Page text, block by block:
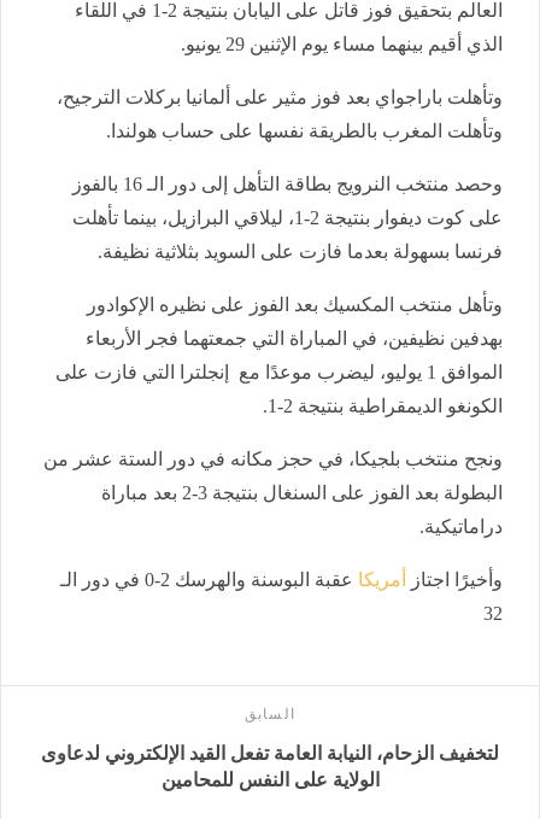
العالم بتحقيق فوز قاتل على اليابان بنتيجة 2-1 في اللقاء
الذي أقيم بينهما مساء يوم الإثنين 29 يونيو.
وتأهلت باراجواي بعد فوز مثير على ألمانيا بركلات الترجيح،
وتأهلت المغرب بالطريقة نفسها على حساب هولندا.
وحصد منتخب النرويج بطاقة التأهل إلى دور الـ 16 بالفوز
على كوت ديفوار بنتيجة 2-1، ليلاقي البرازيل، بينما تأهلت
فرنسا بسهولة بعدما فازت على السويد بثلاثية نظيفة.
وتأهل منتخب المكسيك بعد الفوز على نظيره الإكوادور
بهدفين نظيفين، في المباراة التي جمعتهما فجر الأربعاء
الموافق 1 يوليو، ليضرب موعدًا مع إنجلترا التي فازت على
الكونغو الديمقراطية بنتيجة 2-1.
ونجح منتخب بلجيكا، في حجز مكانه في دور الستة عشر من
البطولة بعد الفوز على السنغال بنتيجة 3-2 بعد مباراة
دراماتيكية.
وأخيرًا اجتاز أمريكا
عقبة البوسنة والهرسك 2-0 في دور الـ
32
السابق
لتخفيف الزحام، النيابة العامة تفعل القيد الإلكتروني لدعاوى
الولاية على النفس للمحامين